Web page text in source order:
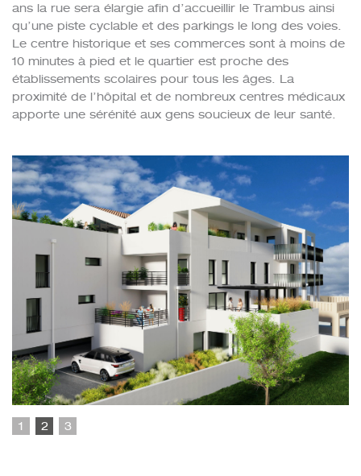
ans la rue sera élargie afin d’accueillir le Trambus ainsi
qu’une piste cyclable et des parkings le long des voies.
Le centre historique et ses commerces sont à moins de
10 minutes à pied et le quartier est proche des
établissements scolaires pour tous les âges. La
proximité de l’hôpital et de nombreux centres médicaux
apporte une sérénité aux gens soucieux de leur santé.
1 2 3